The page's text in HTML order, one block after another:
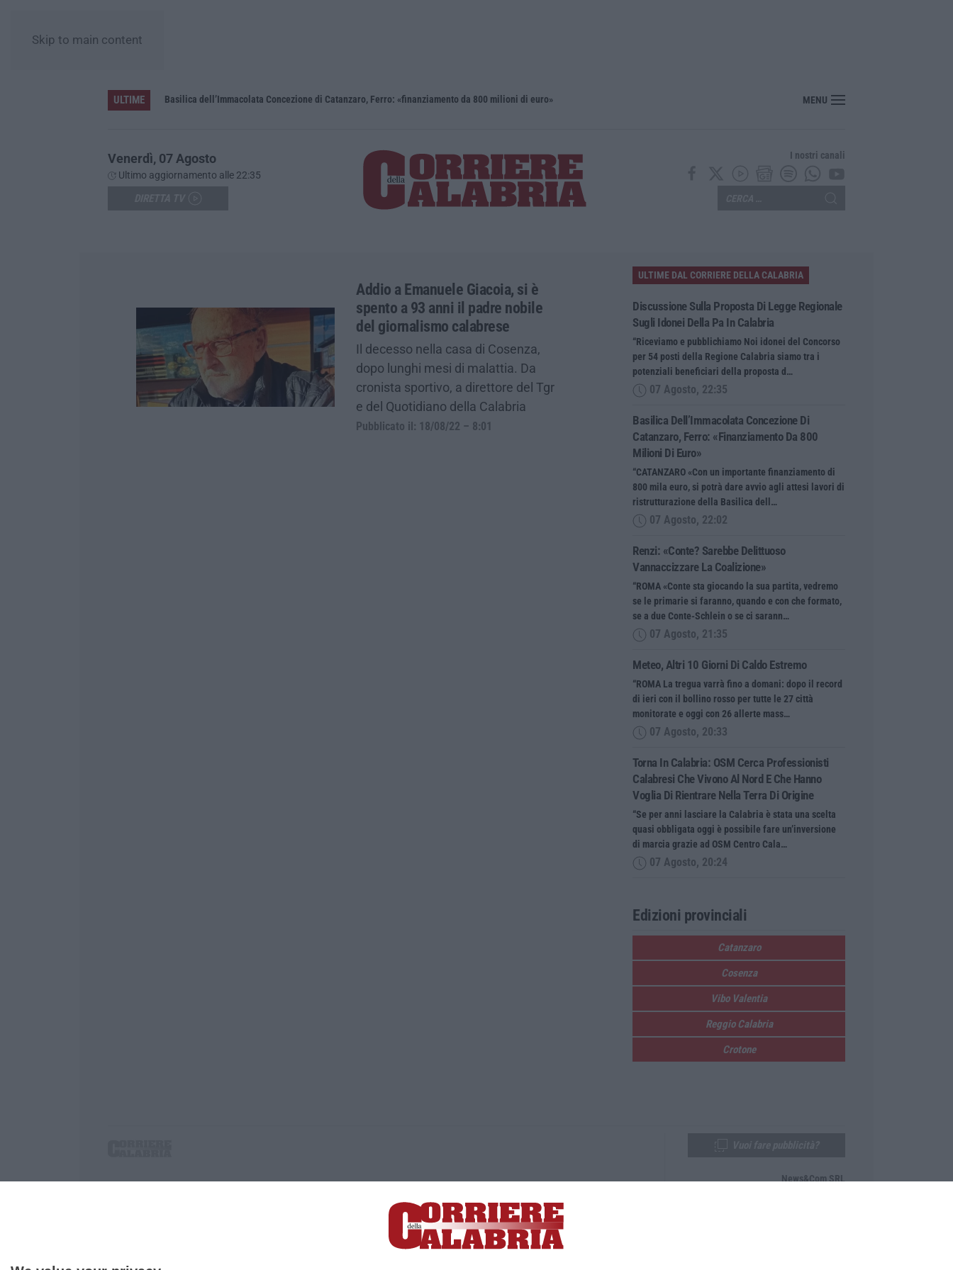
Skip to main content
ULTIME Basilica dell’Immacolata Concezione di Catanzaro, Ferro: «finanziamento da 800 milioni di euro» Renzi: «Conte? Sarebbe delittuoso vannaccizzare la coalizione»
MENU
Venerdì, 07 Agosto
Ultimo aggiornamento alle 22:35
I nostri canali
Addio a Emanuele Giacoia, si è
spento a 93 anni il padre nobile
del giornalismo calabrese
Il decesso nella casa di Cosenza,
dopo lunghi mesi di malattia. Da
cronista sportivo, a direttore del Tgr
e del Quotidiano della Calabria
Pubblicato il: 18/08/22 – 8:01
ULTIME DAL CORRIERE DELLA CALABRIA
Discussione Sulla Proposta Di Legge Regionale
Sugli Idonei Della Pa In Calabria
“Riceviamo e pubblichiamo Noi idonei del Concorso
per 54 posti della Regione Calabria siamo tra i
potenziali beneficiari della proposta d…
07 Agosto, 22:35
Basilica Dell’Immacolata Concezione Di
Catanzaro, Ferro: «finanziamento Da 800
Milioni Di Euro»
“CATANZARO «Con un importante finanziamento di
800 mila euro, si potrà dare avvio agli attesi lavori di
ristrutturazione della Basilica dell…
07 Agosto, 22:02
Renzi: «Conte? Sarebbe Delittuoso
Vannaccizzare La Coalizione»
“ROMA «Conte sta giocando la sua partita, vedremo
se le primarie si faranno, quando e con che formato,
se a due Conte-Schlein o se ci sarann…
07 Agosto, 21:35
Meteo, Altri 10 Giorni Di Caldo Estremo
“ROMA La tregua varrà fino a domani: dopo il record
di ieri con il bollino rosso per tutte le 27 città
monitorate e oggi con 26 allerte mass…
07 Agosto, 20:33
Torna In Calabria: OSM Cerca Professionisti
Calabresi Che Vivono Al Nord E Che Hanno
Voglia Di Rientrare Nella Terra Di Origine
“Se per anni lasciare la Calabria è stata una scelta
quasi obbligata oggi è possibile fare un’inversione
di marcia grazie ad OSM Centro Cala…
07 Agosto, 20:24
Edizioni provinciali
Catanzaro
Cosenza
Vibo Valentia
Reggio Calabria
Crotone
P.IVA. 03199620794, Via del mare 6/G, S.Eufemia, Lamezia Terme (CZ)
Iscrizione tribunale di Lamezia Terme 5/2011 - Direttore responsabile Paola Militano |Privacy
News&Com SRL